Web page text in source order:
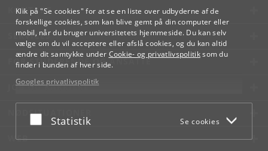
Klik på "Se cookies" for at se en liste over udbyderne af de
forskellige cookies, som kan blive gemt på din computer eller
mobil, når du bruger universitetets hjemmeside. Du kan selv
vælge om du vil acceptere eller afslå cookies, og du kan altid
ændre dit samtykke under Cookie- og privatlivspolitiksom du
finder i bunden af hver side.
Googles privatlivspolitik
Acceptér eller afslå
Statistik Se cookies
KONTAKT
SERVICES
FOR STUDERENDE OG ANSATTE
JOB OG KARRIERE
NØDSITUATIONER
WEB